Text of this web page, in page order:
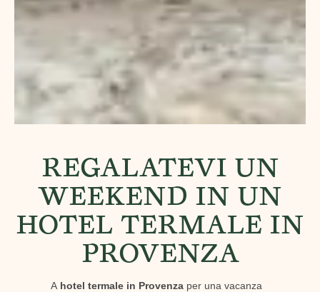
REGALATEVI UN
WEEKEND IN UN
HOTEL TERMALE IN
PROVENZA
Ahotel termale in Provenzaper una vacanza